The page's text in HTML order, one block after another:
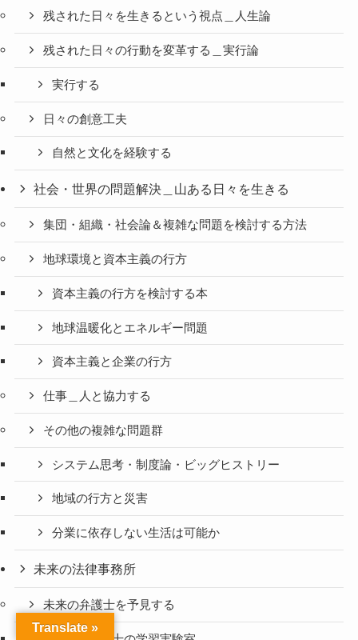
残された日々を生きるという視点＿人生論
残された日々の行動を変革する＿実行論
実行する
日々の創意工夫
自然と文化を経験する
社会・世界の問題解決＿山ある日々を生きる
集団・組織・社会論＆複雑な問題を検討する方法
地球環境と資本主義の行方
資本主義の行方を検討する本
地球温暖化とエネルギー問題
資本主義と企業の行方
仕事＿人と協力する
その他の複雑な問題群
システム思考・制度論・ビッグヒストリー
地域の行方と災害
分業に依存しない生活は可能か
未来の法律事務所
未来の弁護士を予見する
Translate »